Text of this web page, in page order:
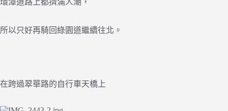
所以只好再騎回綠園道繼續往北。
在跨過翠華路的自行車天橋上